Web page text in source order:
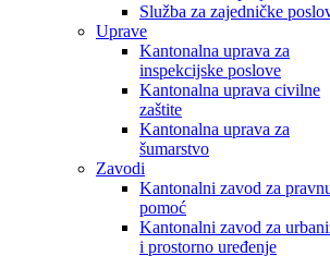
Služba za zajedničke
Uprave
Kantonalna uprava za
inspekcijske poslove
Kantonalna uprava civilne
zaštite
Kantonalna uprava za
šumarstvo
Zavodi
Kantonalni zavod za
pomoć
Kantonalni zavod za
i prostorno uređenje